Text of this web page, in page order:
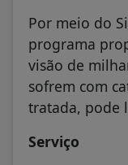
Por meio do
programa
visão de
sofrem com
tratada, pode
Serviço